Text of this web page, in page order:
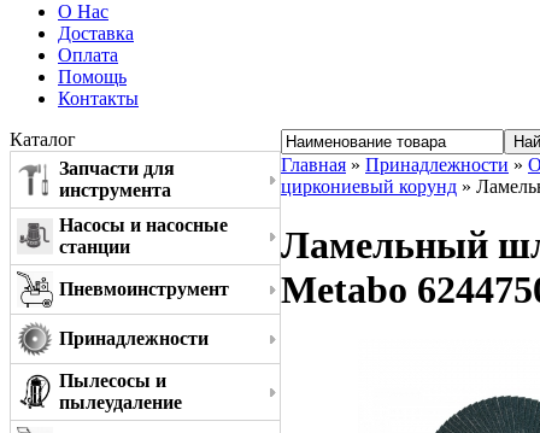
О Нас
Доставка
Оплата
Помощь
Контакты
Каталог
Запчасти для
инструмента
Насосы и насосные
станции
Пневмоинструмент
Принадлежности
Пылесосы и
пылеудаление
Главная » Принадлежности »
циркониевый корунд »
Ламельный
Metabo